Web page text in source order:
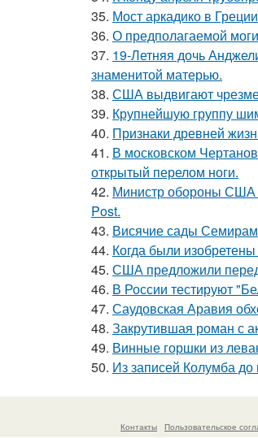
35. Мост аркадико в
36. О предполагаемой
37. 19-Летняя дочь
знаменитой матерью.
38. США выдвигают
39. Крупнейшую группу
40. Признаки древней
41. В московском
открытый перелом ноги.
42. Министр обороны США
Post.
43. Висячие сады
44. Когда были
45. США предложили
46. В России тестируют
47. Саудовская Аравия
48. Закрутившая роман с
49. Винные горшки из
50. Из записей Колумба
Контакты Пользовательское